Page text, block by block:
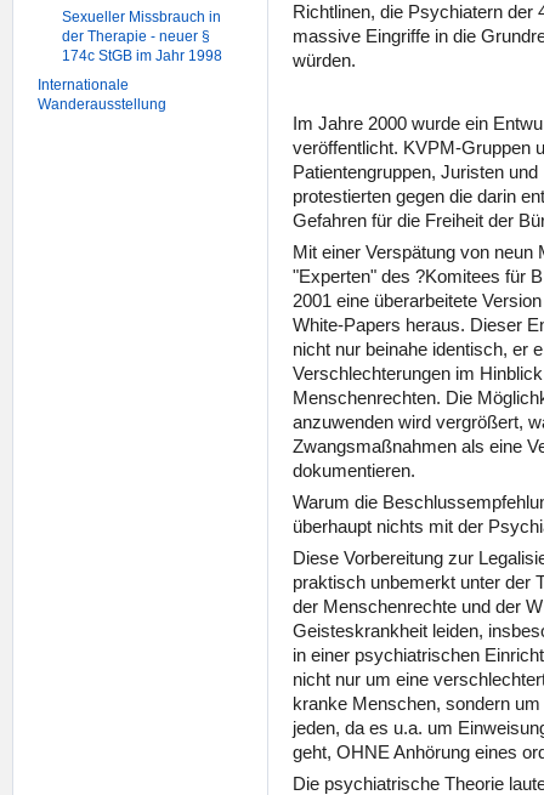
Sexueller Missbrauch in
der Therapie - neuer §
174c StGB im Jahr 1998
Internationale
Wanderausstellung
Richtlinen, die Psychiatern der
massive Eingriffe in die
würden.
Im Jahre 2000 wurde ein
veröffentlicht. KVPM-Gruppen
Patientengruppen, Juristen
protestierten gegen die darin
Gefahren für die Freiheit der
Mit einer Verspätung von
"Experten" des ?Komitees für
2001 eine überarbeitete
White-Papers heraus. Dieser
nicht nur beinahe identisch, er
Verschlechterungen im
Menschenrechten. Die
anzuwenden wird vergrößert,
Zwangsmaßnahmen als eine
dokumentieren.
Warum die
überhaupt nichts mit der
Diese Vorbereitung zur
praktisch unbemerkt unter der
der Menschenrechte und der
Geisteskrankheit leiden,
in einer psychiatrischen
nicht nur um eine
kranke Menschen, sondern
jeden, da es u.a. um
geht, OHNE Anhörung eines
Die psychiatrische Theorie